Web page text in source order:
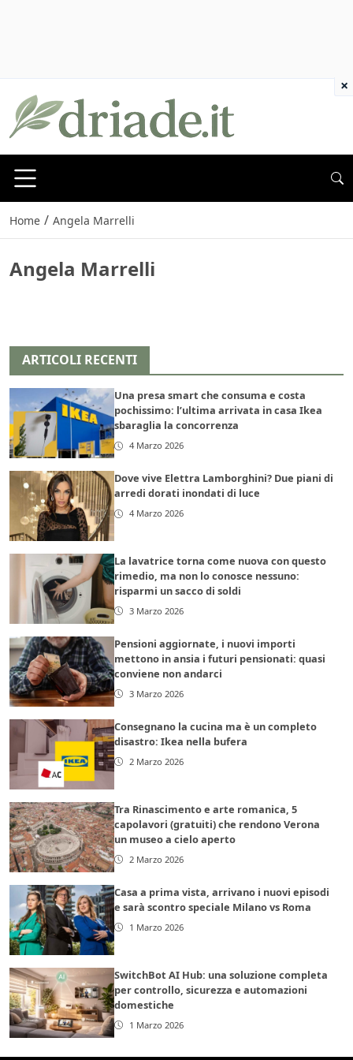
Home / Angela Marrelli
Angela Marrelli
ARTICOLI RECENTI
Una presa smart che consuma e costa
pochissimo: l’ultima arrivata in casa Ikea
sbaraglia la concorrenza
4 Marzo 2026
Dove vive Elettra Lamborghini? Due piani di
arredi dorati inondati di luce
4 Marzo 2026
La lavatrice torna come nuova con questo
rimedio, ma non lo conosce nessuno:
risparmi un sacco di soldi
3 Marzo 2026
Pensioni aggiornate, i nuovi importi
mettono in ansia i futuri pensionati: quasi
conviene non andarci
3 Marzo 2026
Consegnano la cucina ma è un completo
disastro: Ikea nella bufera
2 Marzo 2026
Tra Rinascimento e arte romanica, 5
capolavori (gratuiti) che rendono Verona
un museo a cielo aperto
2 Marzo 2026
Casa a prima vista, arrivano i nuovi episodi
e sarà scontro speciale Milano vs Roma
1 Marzo 2026
SwitchBot AI Hub: una soluzione completa
per controllo, sicurezza e automazioni
domestiche
1 Marzo 2026
×